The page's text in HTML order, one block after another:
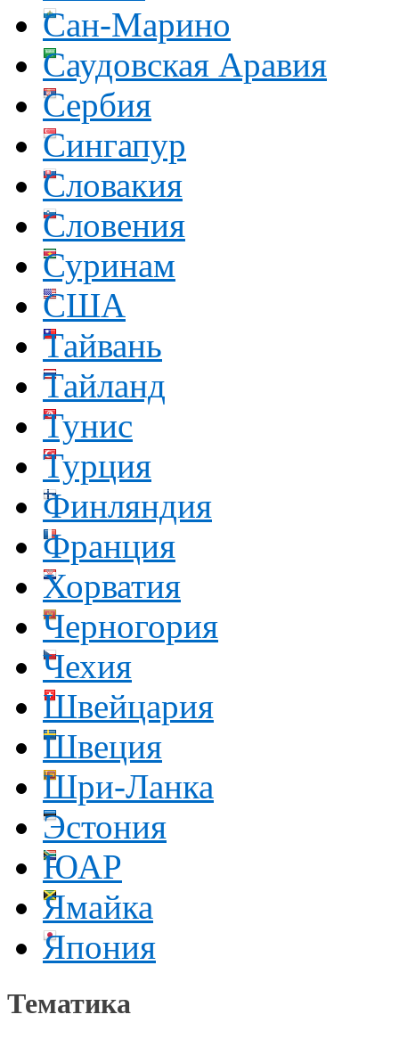
Сан-Марино
Саудовская Аравия
Сербия
Сингапур
Словакия
Словения
Суринам
США
Тайвань
Тайланд
Тунис
Турция
Финляндия
Франция
Хорватия
Черногория
Чехия
Швейцария
Швеция
Шри-Ланка
Эстония
ЮАР
Ямайка
Япония
Тематика